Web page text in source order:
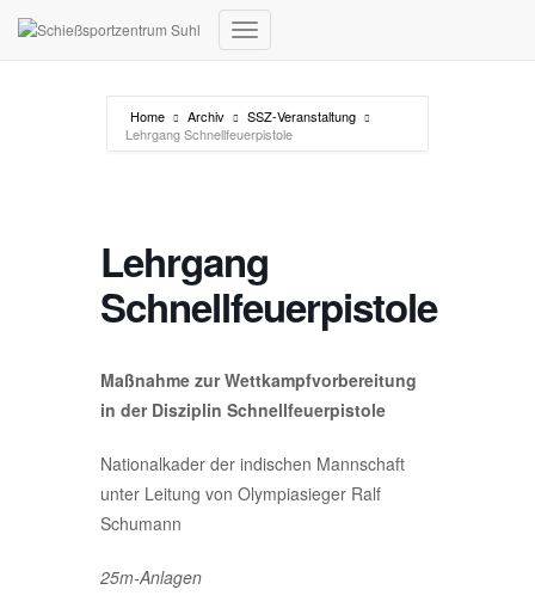
Navigation umschalten
Home Archiv
SSZ-Veranstaltung
Lehrgang Schnellfeuerpistole
Lehrgang
Schnellfeuerpistole
Maßnahme zur Wettkampfvorbereitung
in der Disziplin Schnellfeuerpistole
Nationalkader der indischen Mannschaft
unter Leitung von Olympiasieger Ralf
Schumann
25m-Anlagen